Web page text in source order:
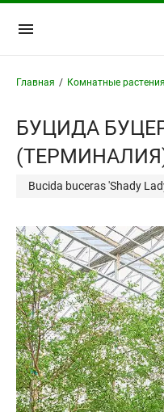
Главная / Комнатные
БУЦИДА
Bucida buceras 'Shady